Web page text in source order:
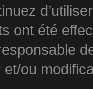
ont été
et/ou